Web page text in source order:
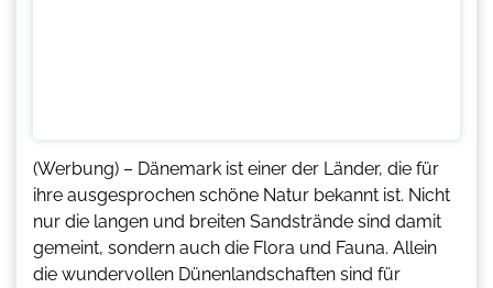
(Werbung) – Dänemark ist einer der Länder, die für
ihre ausgesprochen schöne Natur bekannt ist. Nicht
nur die langen und breiten Sandstrände sind damit
gemeint, sondern auch die Flora und Fauna. Allein
die wundervollen Dünenlandschaften sind für